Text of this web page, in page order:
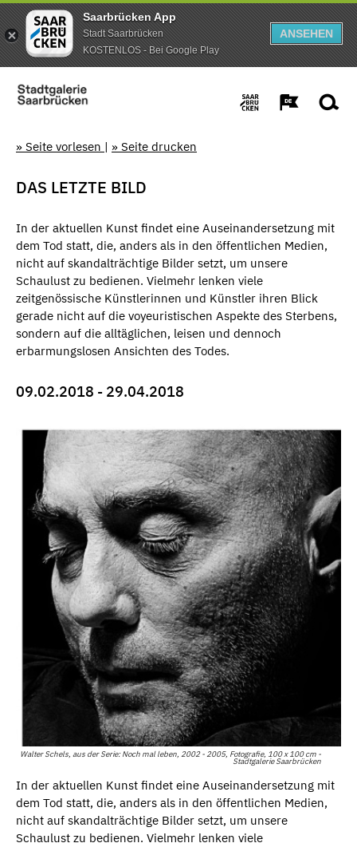
Saarbrücken App
Stadt Saarbrücken
KOSTENLOS - Bei Google Play
ANSEHEN
» Seite vorlesen | » Seite drucken
DAS LETZTE BILD
In der aktuellen Kunst findet eine Auseinandersetzung mit
dem Tod statt, die, anders als in den öffentlichen Medien,
nicht auf skandalträchtige Bilder setzt, um unsere
Schaulust zu bedienen. Vielmehr lenken viele
zeitgenössische Künstlerinnen und Künstler ihren Blick
gerade nicht auf die voyeuristischen Aspekte des Sterbens,
sondern auf die alltäglichen, leisen und dennoch
erbarmungslosen Ansichten des Todes.
09.02.2018 - 29.04.2018
Walter Schels, aus der Serie: Noch mal leben, 2002 - 2005, Fotografie, 100 x 100 cm -
Stadtgalerie Saarbrücken
In der aktuellen Kunst findet eine Auseinandersetzung mit
dem Tod statt, die, anders als in den öffentlichen Medien,
nicht auf skandalträchtige Bilder setzt, um unsere
Schaulust zu bedienen. Vielmehr lenken viele